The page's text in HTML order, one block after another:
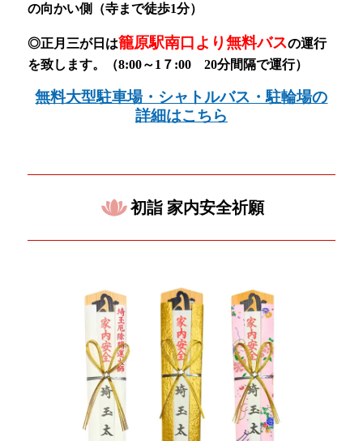
の向かい側（寺まで徒歩1分）
◎正月三が日は籠原駅南口より無料バスの運行
を致します。（8:00～1７:00 20分間隔で運行）
無料大型駐車場・シャトルバス・駐輪場の
詳細はこちら
初詣 家内安全祈願